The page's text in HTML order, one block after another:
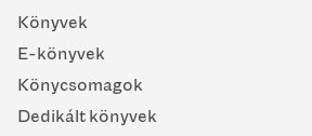
Könyvek
E-könyvek
Könycsomagok
Dedikált könyvek